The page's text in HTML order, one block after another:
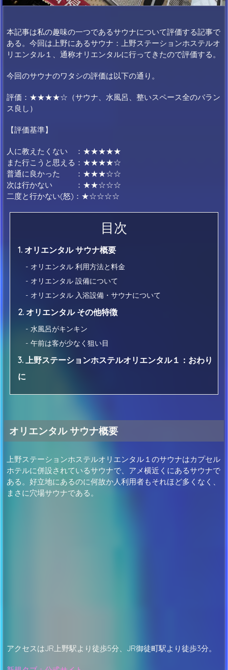
本記事は私の趣味の一つであるサウナについて評価する記事で
ある。今回は上野にあるサウナ：上野ステーションホステルオ
リエンタル１、通称オリエンタルに行ってきたので評価する。
今回のサウナのワタシの評価は以下の通り。
評価：★★★★☆（サウナ、水風呂、整いスペース全のバラン
ス良し）
【評価基準】
人に教えたくない ：★★★★★
また行こうと思える：★★★★☆
普通に良かった ：★★★☆☆
次は行かない ：★★☆☆☆
二度と行かない(怒)：★☆☆☆☆
目次
1. オリエンタル サウナ概要
- オリエンタル 利用方法と料金
- オリエンタル 設備について
- オリエンタル 入浴設備・サウナについて
2. オリエンタル その他特徴
- 水風呂がキンキン
- 午前は客が少なく狙い目
3. 上野ステーションホステルオリエンタル１：おわり
に
オリエンタル サウナ概要
上野ステーションホステルオリエンタル１のサウナはカプセル
ホテルに併設されているサウナで、アメ横近くにあるサウナで
ある。好立地にあるのに何故か人利用者もそれほど多くなく、
まさに穴場サウナである。
アクセスはJR上野駅より徒歩5分、JR御徒町駅より徒歩3分。